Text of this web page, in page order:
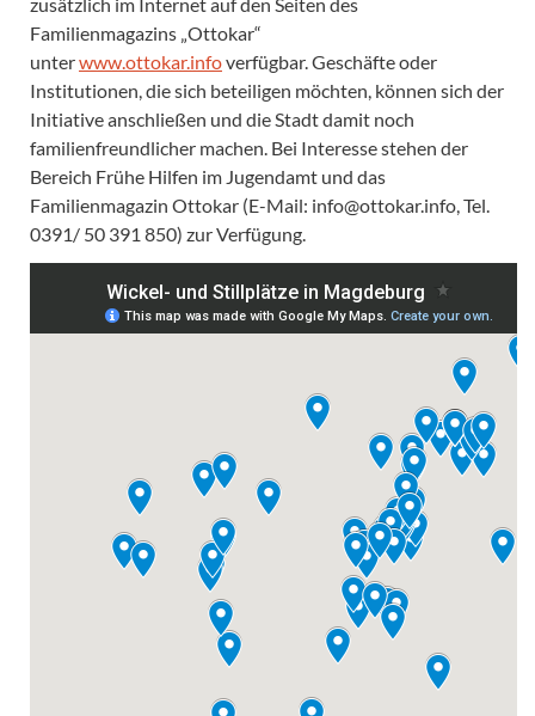
Familienmagazins „Ottokar“
unterwww.ottokar.infoverfügbar. Geschäfte oder
Institutionen, die sich beteiligen möchten, können sich der
Initiative anschließen und die Stadt damit noch
familienfreundlicher machen. Bei Interesse stehen der
Bereich Frühe Hilfen im Jugendamt und das
Familienmagazin Ottokar (E-Mail: info@ottokar.info, Tel.
0391/ 50 391 850) zur Verfügung.